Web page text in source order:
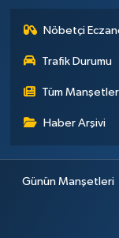
Nöbetçi
Trafik Durumu
Tüm Manşetler
Haber Arşivi
Günün Manşetleri